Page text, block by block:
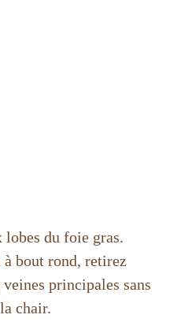
lobes du foie gras.
à bout rond, retirez
principales sans
chair.